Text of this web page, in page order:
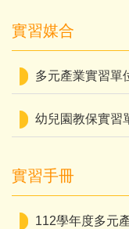
實習媒合
多元產業實習單
幼兒園教保實習
實習手冊
112學年度多元